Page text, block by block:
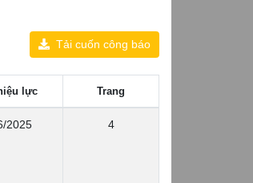
Tải cuốn công báo
lực Trang
2025 4